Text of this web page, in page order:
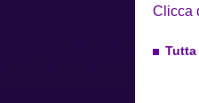
Clicca
Tutta